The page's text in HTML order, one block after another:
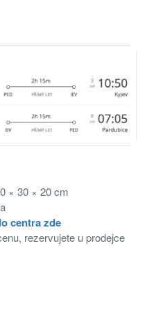
× 30 × 20 cm
centra zde
rezervujete u prodejce